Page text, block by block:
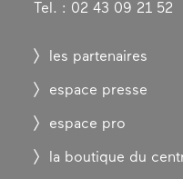
Tel. : 02 43 09 21 52
les partenaires
espace presse
espace pro
la boutique du